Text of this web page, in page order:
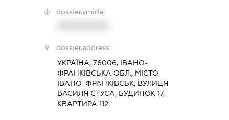
dossier.smida:
dossier.address:
УКРАЇНА, 76006, ІВАНО-
ФРАНКІВСЬКА ОБЛ., МІСТО
ІВАНО-ФРАНКІВСЬК, ВУЛИЦЯ
ВАСИЛЯ СТУСА, БУДИНОК 17,
КВАРТИРА 112